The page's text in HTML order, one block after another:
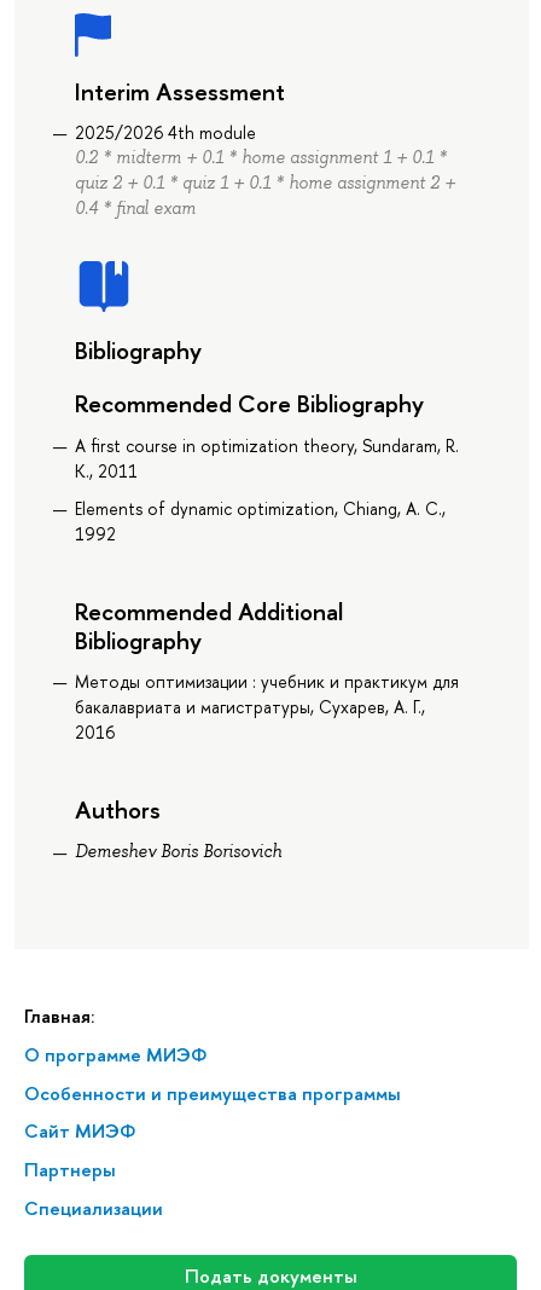
Главная:
О программе МИЭФ
Особенности и преимущества программы
Сайт МИЭФ
Партнеры
Специализации
Подать документы
Interim Assessment
2025/2026 4th module
0.2 * midterm + 0.1 * home assignment 1 + 0.1 *
quiz 2 + 0.1 * quiz 1 + 0.1 * home assignment 2 +
0.4 * final exam
Bibliography
Recommended Core Bibliography
A first course in optimization theory, Sundaram, R.
K., 2011
Elements of dynamic optimization, Chiang, A. C.,
1992
Recommended Additional
Bibliography
Методы оптимизации : учебник и практикум для
бакалавриата и магистратуры, Сухарев, А. Г.,
2016
Authors
Demeshev Boris Borisovich